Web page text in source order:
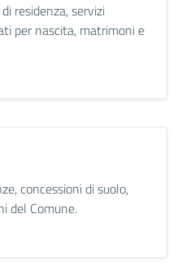
residenza, servizi
per nascita, matrimoni e
concessioni di suolo,
del Comune.